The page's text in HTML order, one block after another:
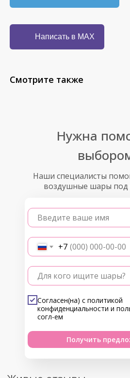
Написать в MAX
Смотрите также
Наши специалисты
воздушные шары под
Введите ваше имя
+7
Для кого ищите шары?
Согласен(на) с политикой
конфиденциальности и
согл-ем
Получить
Нужна